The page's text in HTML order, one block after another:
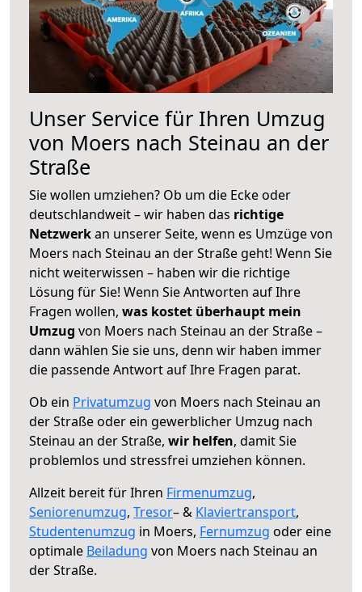
Unser Service für Ihren Umzug
von Moers nach Steinau an der
Straße
Sie wollen umziehen? Ob um die Ecke oder
deutschlandweit – wir haben das richtige
Netzwerkan unserer Seite, wenn es Umzüge von
Moers nach Steinau an der Straße geht! Wenn Sie
nicht weiterwissen – haben wir die richtige
Lösung für Sie! Wenn Sie Antworten auf Ihre
Fragen wollen, was kostet überhaupt mein
Umzug von Moers nach Steinau an der Straße –
dann wählen Sie sie uns, denn wir haben immer
die passende Antwort auf Ihre Fragen parat.
Ob ein Privatumzug von Moers nach Steinau an
der Straße oder ein gewerblicher Umzug nach
Steinau an der Straße, wir helfen, damit Sie
problemlos und stressfrei umziehen können.
Allzeit bereit für Ihren Firmenumzug,
Seniorenumzug, Tresor– & Klaviertransport,
Studentenumzug in Moers, Fernumzug oder eine
optimale Beiladung von Moers nach Steinau an
der Straße.